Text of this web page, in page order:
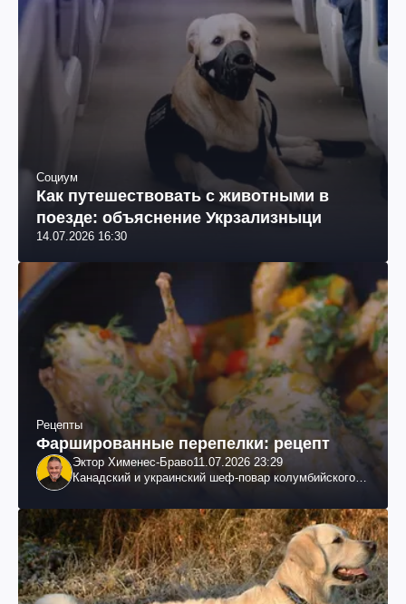
Социум
Как путешествовать с животными в
поезде: объяснение Укрзализныци
14.07.2026 16:30
Рецепты
Фаршированные перепелки: рецепт
Эктор Хименес-Браво11.07.2026 23:29
Канадский и украинский шеф-повар колумбийского